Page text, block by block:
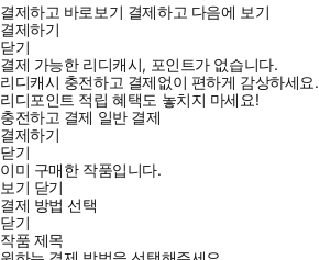
결제하고 바로보기 결제하고 다음에 보기
결제하기
닫기
결제 가능한 리디캐시, 포인트가 없습니다.
리디캐시 충전하고 결제없이 편하게 감상하세요.
리디포인트 적립 혜택도 놓치지 마세요!
충전하고 결제 일반 결제
결제하기
닫기
이미 구매한 작품입니다.
보기 닫기
결제 방법 선택
닫기
작품 제목